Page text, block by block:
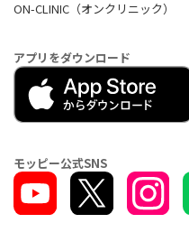
ON-CLINIC（オンクリニック）
アプリをダウンロード
モッピー公式SNS